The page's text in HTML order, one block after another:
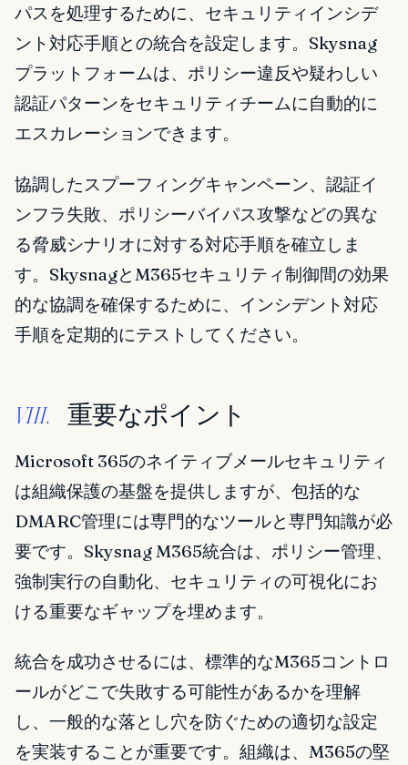
パスを処理するために、セキュリティインシデ
ント対応手順との統合を設定します。Skysnag
プラットフォームは、ポリシー違反や疑わしい
認証パターンをセキュリティチームに自動的に
エスカレーションできます。
協調したスプーフィングキャンペーン、認証イ
ンフラ失敗、ポリシーバイパス攻撃などの異な
る脅威シナリオに対する対応手順を確立しま
す。SkysnagとM365セキュリティ制御間の効果
的な協調を確保するために、インシデント対応
手順を定期的にテストしてください。
VIII. 重要なポイント
Microsoft 365のネイティブメールセキュリティ
は組織保護の基盤を提供しますが、包括的な
DMARC管理には専門的なツールと専門知識が必
要です。Skysnag M365統合は、ポリシー管理、
強制実行の自動化、セキュリティの可視化にお
ける重要なギャップを埋めます。
統合を成功させるには、標準的なM365コントロ
ールがどこで失敗する可能性があるかを理解
し、一般的な落とし穴を防ぐための適切な設定
を実装することが重要です。組織は、M365の堅